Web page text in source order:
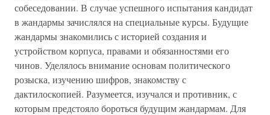
собеседовании. В случае успешного испытания кандидат
в жандармы зачислялся на специальные курсы. Будущие
жандармы знакомились с историей создания и
устройством корпуса, правами и обязанностями его
чинов. Уделялось внимание основам политического
розыска, изучению шифров, знакомству с
дактилоскопией. Разумеется, изучался и противник, с
которым предстояло бороться будущим жандармам. Для